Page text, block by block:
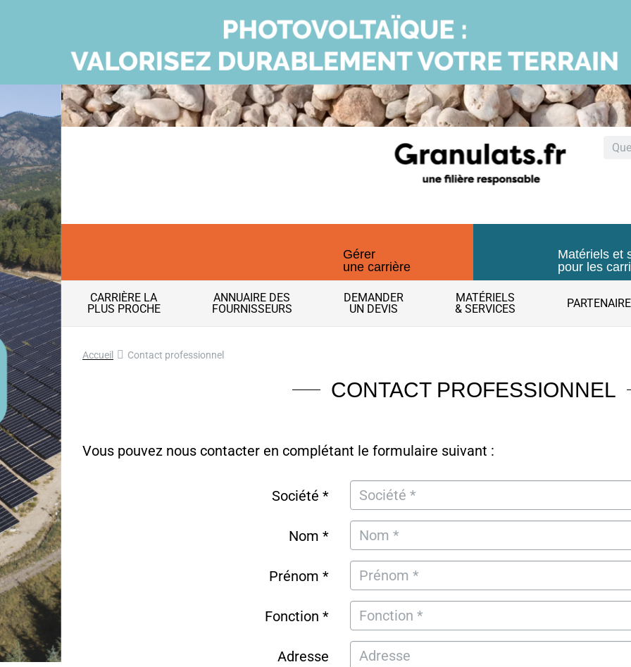
Gérer
une carrière
Matériels et
pour les
CARRIÈRE LA
PLUS PROCHE
ANNUAIRE DES
FOURNISSEURS
DEMANDER
UN DEVIS
MATÉRIELS
& SERVICES
Accueil Contact professionnel
CONTACT PROFESSIONNEL
Vous pouvez nous contacter en complétant le formulaire suivant :
Société *
Nom *
Prénom *
Fonction *
Adresse